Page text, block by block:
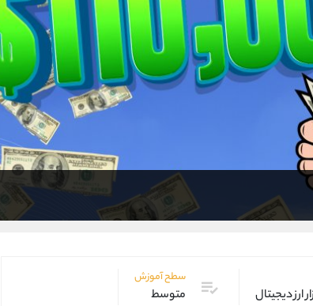
ارز دیجیتال
سطح آموزش
متوسط